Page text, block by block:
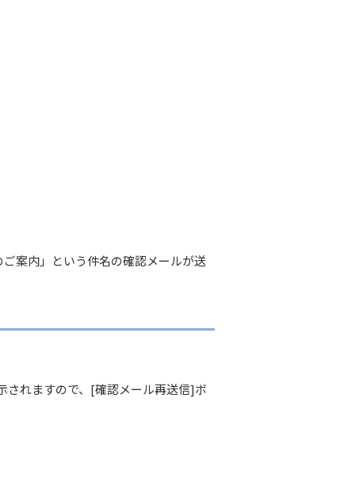
案内」 という件名の確認メールが送
されますので、[確認メール再送信]ボ